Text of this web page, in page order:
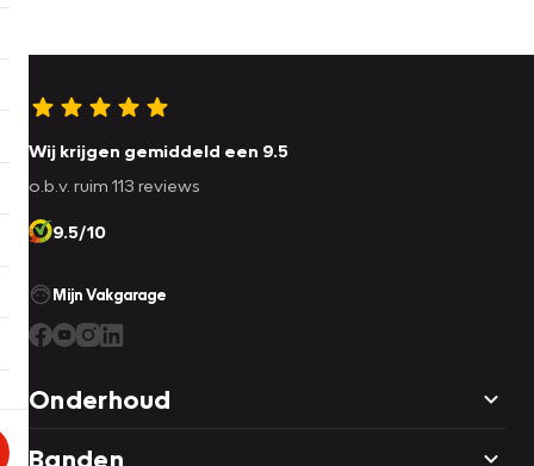
Wij krijgen gemiddeld een 9.5
o.b.v. ruim 113 reviews
9.5/10
Mijn Vakgarage
Onderhoud
Banden